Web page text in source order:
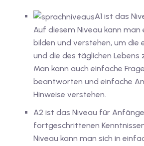
mit Gutschein
mit Gutschein
mit
A2
Deutschkurse mit
A1 ist das
Auf diesem Niveau kann
bilden und verstehen, um die
und die des täglichen Lebens
Man kann auch einfache
beantworten und einfache
Hinweise verstehen.
A2 ist das Niveau für
fortgeschrittenen
Niveau kann man sich in